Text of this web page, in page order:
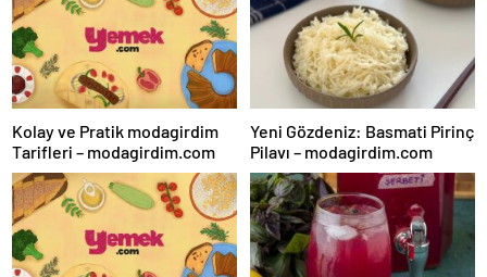
Kolay ve Pratik modagirdim
Tarifleri – modagirdim.com
Yeni Gözdeniz: Basmati Pirinç
Pilavı – modagirdim.com